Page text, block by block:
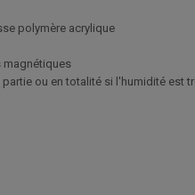
polymère acrylique
magnétiques
ou en totalité si l'humidité est